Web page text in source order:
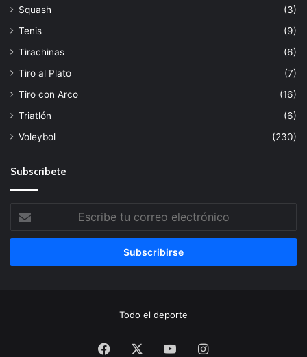
Squash
(3)
Tenis
(9)
Tirachinas
(6)
Tiro al Plato
(7)
Tiro con Arco
(16)
Triatlón
(6)
Voleybol
(230)
Subscribete
Escribe
tu
correo
Todo el deporte
Facebook YouTubeInstagram